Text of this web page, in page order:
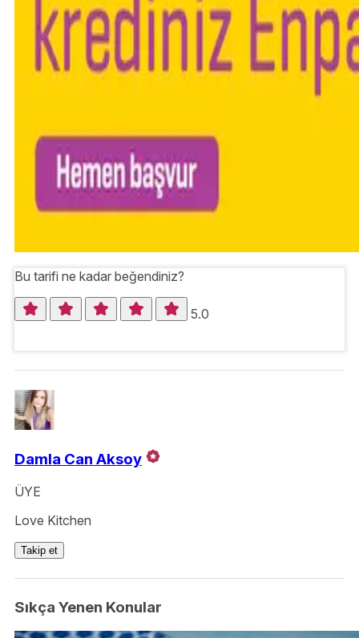
Bu tarifi ne kadar beğendiniz?
5.0
Damla Can Aksoy
ÜYE
Love Kitchen
Takip et
Sıkça Yenen Konular